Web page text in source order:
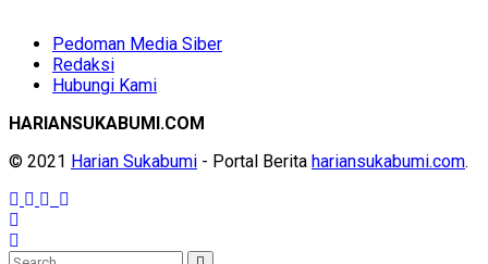
Pedoman Media Siber
Redaksi
Hubungi Kami
HARIANSUKABUMI.COM
© 2021 Harian Sukabumi - Portal Berita hariansukabumi.com.